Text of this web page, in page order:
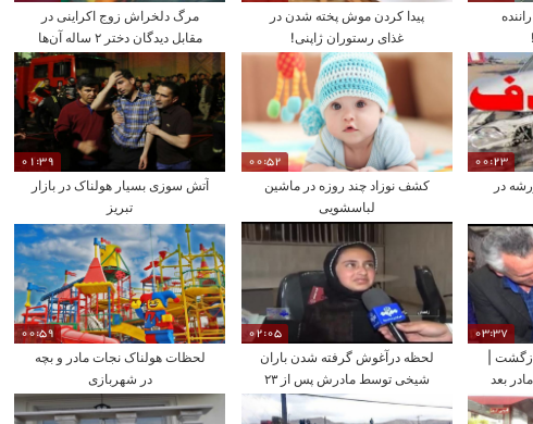
پیدا کردن موش پخته شدن در
غذای رستوران ژاپنی!
مرگ دلخراش زوج اکراینی در
مقابل دیدگان دختر ۲ ساله آن‌ها
00:23
در
00:52
کشف نوزاد چند روزه در ماشین
لباسشویی
01:39
آتش سوزی بسیار هولناک در بازار
تبریز
03:37
|
بعد
02:05
لحظه درآغوش گرفته شدن باران
شیخی توسط مادرش پس از ۲۳
روز دوری
00:59
لحظات هولناک نجات مادر و بچه
در شهربازی